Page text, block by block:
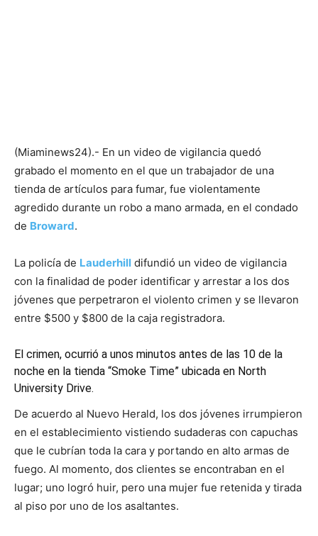
(Miaminews24).- En un video de vigilancia quedó
grabado el momento en el que un trabajador de una
tienda de artículos para fumar, fue violentamente
agredido durante un robo a mano armada, en el condado
de Broward.
La policía de Lauderhill difundió un video de vigilancia
con la finalidad de poder identificar y arrestar a los dos
jóvenes que perpetraron el violento crimen y se llevaron
entre $500 y $800 de la caja registradora.
El crimen, ocurrió a unos minutos antes de las 10 de la
noche en la tienda “Smoke Time” ubicada en North
University Drive.
De acuerdo al Nuevo Herald, los dos jóvenes irrumpieron
en el establecimiento vistiendo sudaderas con capuchas
que le cubrían toda la cara y portando en alto armas de
fuego. Al momento, dos clientes se encontraban en el
lugar; uno logró huir, pero una mujer fue retenida y tirada
al piso por uno de los asaltantes.